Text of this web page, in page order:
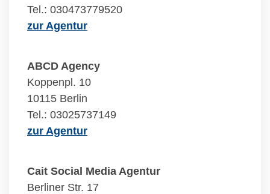
Tel.: 030473779520
zur Agentur
ABCD Agency
Koppenpl. 10
10115 Berlin
Tel.: 03025737149
zur Agentur
Cait Social Media Agentur
Berliner Str. 17